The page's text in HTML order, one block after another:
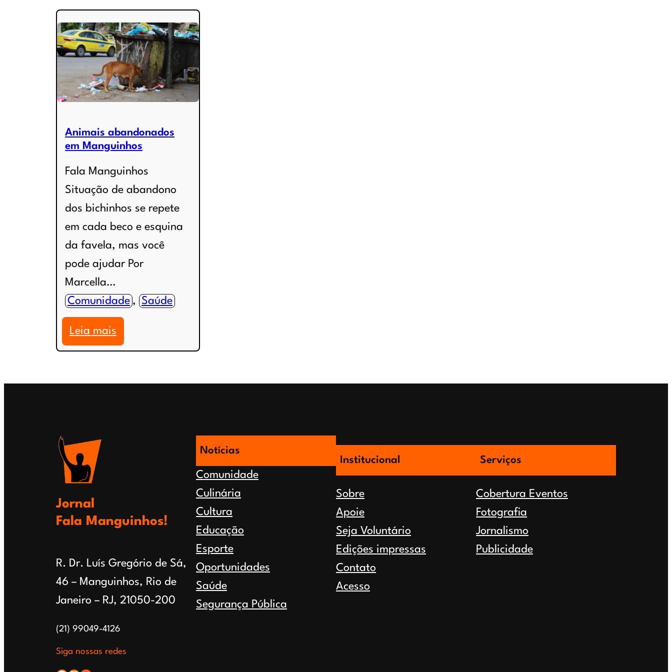
Animais abandonados
em Manguinhos
Fala Manguinhos
Situação de abandono
dos bichinhos se repete
em cada beco e esquina
da favela, mas você
pode ajudar Por
Marcella…
Comunidade , Saúde
Leia mais
Animais
em
Jornal
Fala Manguinhos!
R. Dr. Luís Gregório de Sá,
46 – Manguinhos, Rio de
Janeiro – RJ, 21050-200
(21) 99049-4126
Siga nossas redes
Notícias
Comunidade
Culinária
Cultura
Educação
Esporte
Oportunidades
Saúde
Segurança Pública
Institucional
Sobre
Apoie
Seja Voluntário
Edições impressas
Contato
Acesso
Serviços
Cobertura Eventos
Fotografia
Jornalismo
Publicidade